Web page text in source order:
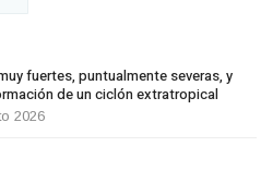
fuertes, puntualmente severas, y
de un ciclón extratropical
2026